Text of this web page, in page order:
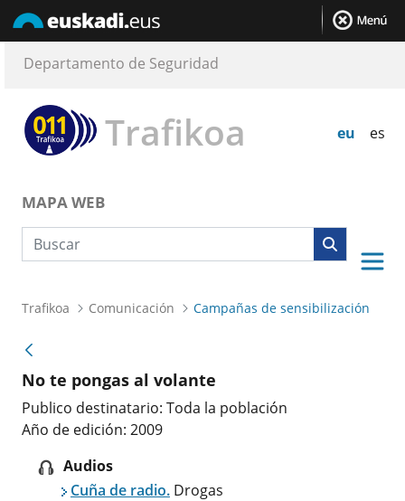
Trafikoa eu es
Departamento de Seguridad
MAPA WEB
Búsqueda web
Trafikoa Comunicación Campañas de sensibilización
No te pongas al volante
Publico destinatario: Toda la población
Año de edición: 2009
Audios
Cuña de radio.Drogas